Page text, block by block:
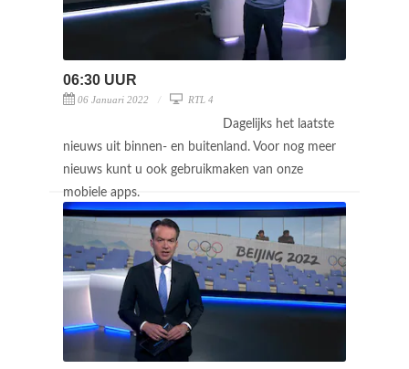
06:30 UUR
06 Januari 2022 RTL 4
Dagelijks het laatste
nieuws uit binnen- en buitenland. Voor nog meer
nieuws kunt u ook gebruikmaken van onze
mobiele apps.